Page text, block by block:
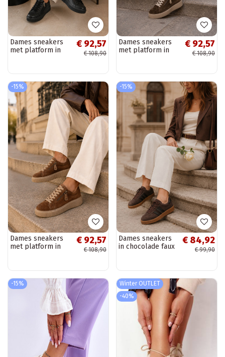
Dames sneakers
met platform in
€ 92,57
€ 108,90
Dames sneakers
met platform in
€ 92,57
€ 108,90
-15%
Dames sneakers
met platform in
€ 92,57
€ 108,90
-15%
Dames sneakers
in chocolade faux
€ 84,92
€ 99,90
-15%
Winter OUTLET
-40%